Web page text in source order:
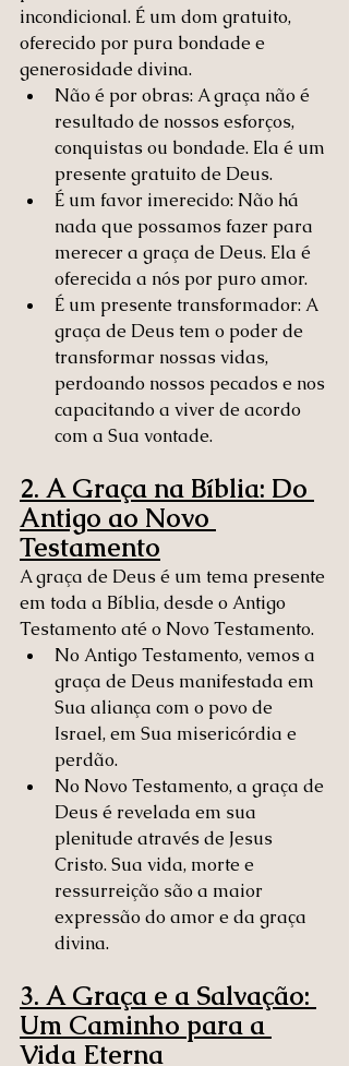
incondicional. É um dom gratuito,
oferecido por pura bondade e
generosidade divina.
Não é por obras: A graça não é
resultado de nossos esforços,
conquistas ou bondade. Ela é um
presente gratuito de Deus.
É um favor imerecido: Não há
nada que possamos fazer para
merecer a graça de Deus. Ela é
oferecida a nós por puro amor.
É um presente transformador: A
graça de Deus tem o poder de
transformar nossas vidas,
perdoando nossos pecados e nos
capacitando a viver de acordo
com a Sua vontade.
2. A Graça na Bíblia: Do
Antigo ao Novo
Testamento
A graça de Deus é um tema presente
em toda a Bíblia, desde o Antigo
Testamento até o Novo Testamento.
No Antigo Testamento, vemos a
graça de Deus manifestada em
Sua aliança com o povo de
Israel, em Sua misericórdia e
perdão.
No Novo Testamento, a graça de
Deus é revelada em sua
plenitude através de Jesus
Cristo. Sua vida, morte e
ressurreição são a maior
expressão do amor e da graça
divina.
3. A Graça e a Salvação:
Um Caminho para a
Vida Eterna